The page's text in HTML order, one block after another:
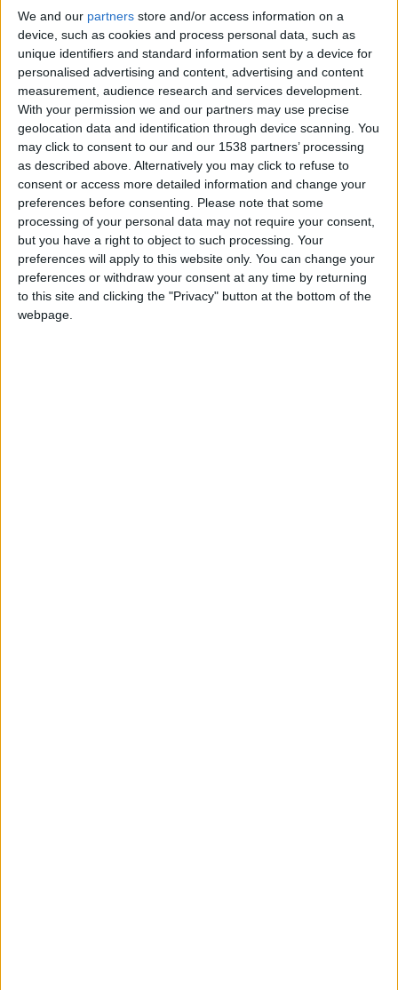
We and our partners store and/or access information on a
device, such as cookies and process personal data, such as
unique identifiers and standard information sent by a device for
personalised advertising and content, advertising and content
measurement, audience research and services development.
With your permission we and our partners may use precise
geolocation data and identification through device scanning. You
may click to consent to our and our 1538 partners’ processing
as described above. Alternatively you may click to refuse to
consent or access more detailed information and change your
preferences before consenting.
Please note that some
processing of your personal data may not require your consent,
but you have a right to object to such processing. Your
preferences will apply to this website only. You can change your
preferences or withdraw your consent at any time by returning
to this site and clicking the "Privacy" button at the bottom of the
webpage.
Un Franco-Algérien pourrait en cacher un autre. En cas de
départ de Maghnes Akliouche cet été, l’AS Monaco aurait
coché le nom d’Anis Hadj Moussa pour le remplacer, selon
L’Équipe . L’ailier droit de 23 ans, gaucher, évolue actuellement
du côté des Pays-Bas avec le Feyenoord Rotterdam depuis
cette saison. Sur les radars du LOSC en janvier, il serait aussi
courtisé par Nottingham Forrest.
Formé à Lens, où il n’avait finalement pas obtenu de contrat
professionnel, il avait rebondi en Belgique avant d’atterrir aux
Pays-Bas. Cette saison, le virevoltant ailier a joué 38
rencontres pour neuf buts inscrits, dont trois en Ligue des